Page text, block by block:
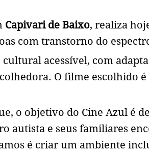
Capivari de Baixo, realiza
com transtorno do
acessível, com
O filme escolhido é
o objetivo do Cine Azul é
autista e seus familiares
é criar um ambiente